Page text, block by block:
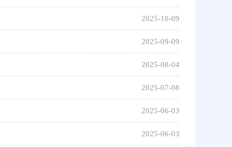
2025-10-09
2025-09-09
2025-08-04
2025-07-08
2025-06-03
2025-06-03